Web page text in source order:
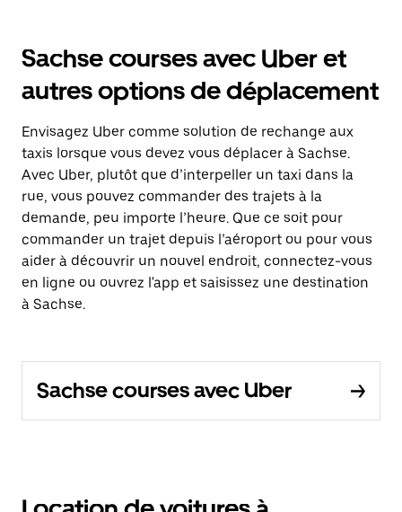
Sachse courses avec Uber et
autres options de déplacement
Envisagez Uber comme solution de rechange aux
taxis lorsque vous devez vous déplacer à Sachse.
Avec Uber, plutôt que d’interpeller un taxi dans la
rue, vous pouvez commander des trajets à la
demande, peu importe l’heure. Que ce soit pour
commander un trajet depuis l’aéroport ou pour vous
aider à découvrir un nouvel endroit, connectez-vous
en ligne ou ouvrez l'app et saisissez une destination
à Sachse.
Sachse courses avec Uber